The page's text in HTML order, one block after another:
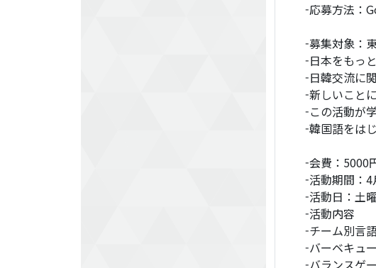
-応募方法：
-募集対象：
-日本をもっ
-日韓交流に
-新しいこと
-この活動が
-韓国語をは
-会費：5000
-活動期間：
-活動日：土
-活動内容
-チーム別言
-バーベキュ
-バランスゲ